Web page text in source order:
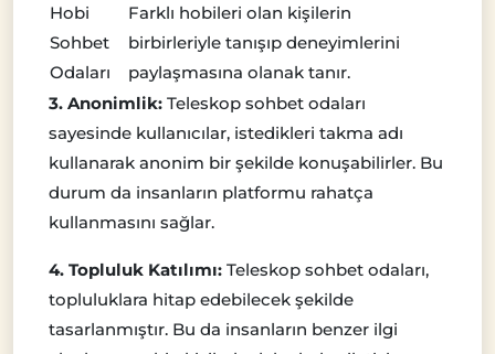
Hobi
Sohbet
Odaları
Farklı hobileri olan kişilerin
birbirleriyle tanışıp deneyimlerini
paylaşmasına olanak tanır.
3. Anonimlik: Teleskop sohbet odaları
sayesinde kullanıcılar, istedikleri takma adı
kullanarak anonim bir şekilde konuşabilirler. Bu
durum da insanların platformu rahatça
kullanmasını sağlar.
4. Topluluk Katılımı: Teleskop sohbet odaları,
topluluklara hitap edebilecek şekilde
tasarlanmıştır. Bu da insanların benzer ilgi